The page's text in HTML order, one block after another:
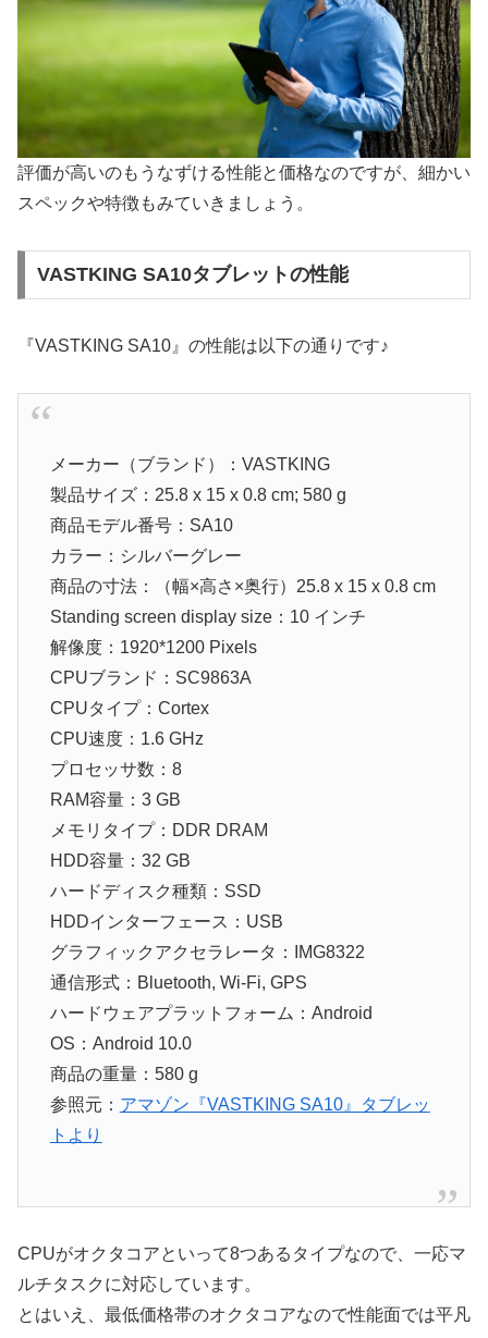
評価が高いのもうなずける性能と価格なのですが、細かい
スペックや特徴もみていきましょう。
VASTKING SA10タブレットの性能
『VASTKING SA10』の性能は以下の通りです♪
メーカー（ブランド）：VASTKING
製品サイズ：25.8 x 15 x 0.8 cm; 580 g
商品モデル番号：SA10
カラー：シルバーグレー
商品の寸法：（幅×高さ×奥行）25.8 x 15 x 0.8 cm
Standing screen display size：10 インチ
解像度：1920*1200 Pixels
CPUブランド：SC9863A
CPUタイプ：Cortex
CPU速度：1.6 GHz
プロセッサ数：8
RAM容量：3 GB
メモリタイプ：DDR DRAM
HDD容量：32 GB
ハードディスク種類：SSD
HDDインターフェース：USB
グラフィックアクセラレータ：IMG8322
通信形式：Bluetooth, Wi-Fi, GPS
ハードウェアプラットフォーム：Android
OS：Android 10.0
商品の重量：580 g
参照元： アマゾン『VASTKING SA10』タブレッ
トより
CPUがオクタコアといって8つあるタイプなので、一応マ
ルチタスクに対応しています。
とはいえ、最低価格帯のオクタコアなので性能面では平凡